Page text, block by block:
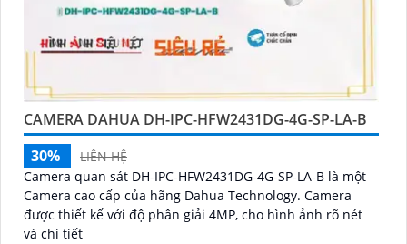
CAMERA DAHUA DH-IPC-HFW2431DG-4G-SP-LA-B
30%
LIÊN HỆ
Camera quan sát DH-IPC-HFW2431DG-4G-SP-LA-B là một
Camera cao cấp của hãng Dahua Technology. Camera
được thiết kế với độ phân giải 4MP, cho hình ảnh rõ nét
và chi tiết